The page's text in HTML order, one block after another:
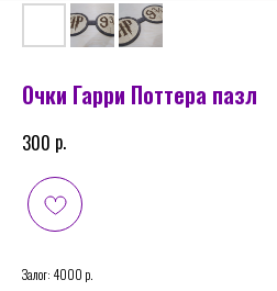
Очки Гарри Поттера пазл
300 р.
Залог: 4000 р.